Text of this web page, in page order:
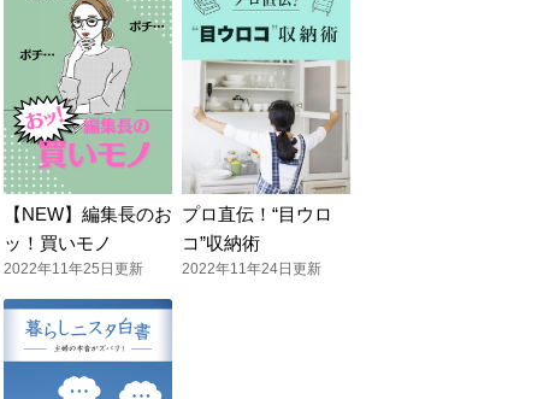
【NEW】編集長のお
ッ！買いモノ
2022年11年25日更新
プロ直伝！“目ウロ
コ”収納術
2022年11年24日更新